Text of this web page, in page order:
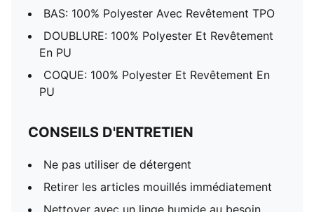
BAS: 100% Polyester Avec Revêtement TPO
DOUBLURE: 100% Polyester Et Revêtement
En PU
COQUE: 100% Polyester Et Revêtement En
PU
CONSEILS D'ENTRETIEN
Ne pas utiliser de détergent
Retirer les articles mouillés immédiatement
Nettoyer avec un linge humide au besoin